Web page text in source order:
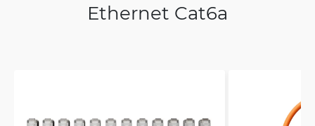
Ethernet Cat6a